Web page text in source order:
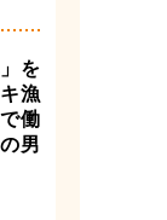
を
漁
働
男